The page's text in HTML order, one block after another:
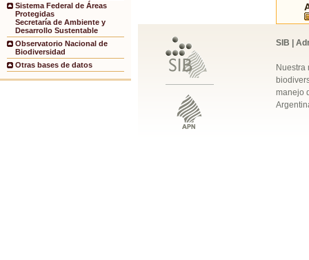
Sistema Federal de Áreas
Protegidas
Secretaría de Ambiente y
Desarrollo Sustentable
Observatorio Nacional de
Biodiversidad
Otras bases de datos
SIB |
Nuestra
manejo